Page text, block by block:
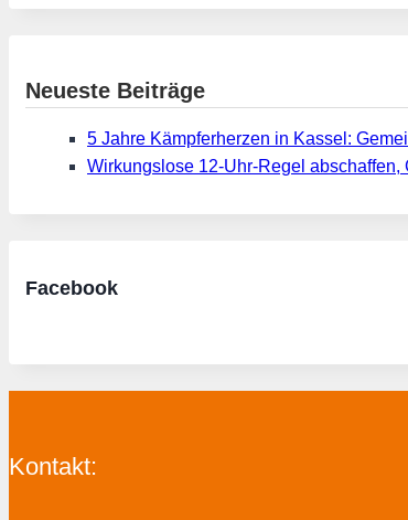
Neueste Beiträge
5 Jahre Kämpferherzen in Kassel:
Wirkungslose 12-Uhr-Regel abschaffen,
Facebook
Kontakt: